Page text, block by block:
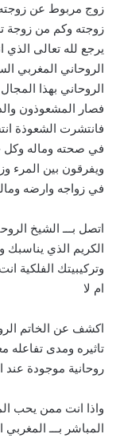
زوج مربوط عن زوجته
زوجته وكم من زوجة
يرجع لله تعالى الذي
الروحاني المغربي
الروحاني بهذا
فصار المشعوذون
فانتشرت الشعوذة
في صحته وماله وكل
ويفرقون بين المرء
في زواجه وارضه
اتصل بـــ الشيخ
الكريم الذي
وتركيبيتك الفلكية
ام لا
اكشف عن الخاتم
تاثيره ومدى
روحانية موجودة عند
واذا انت ممن يحب
المباشر بـــ المغربي